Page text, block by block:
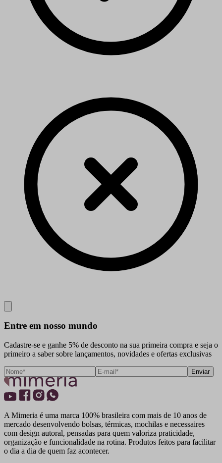
Entre em nosso mundo
Cadastre-se e ganhe 5% de desconto na sua primeira compra e seja o
primeiro a saber sobre lançamentos, novidades e ofertas exclusivas
Enviar
A Mimeria é uma marca 100% brasileira com mais de 10 anos de
mercado desenvolvendo bolsas, térmicas, mochilas e necessaires
com design autoral, pensadas para quem valoriza praticidade,
organização e funcionalidade na rotina. Produtos feitos para facilitar
o dia a dia de quem faz acontecer.